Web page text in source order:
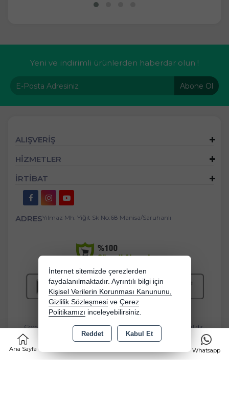
Ana Sayfa Whatsapp
Yeni ve indirimli ürünlerden haberdar olun !
Abone Ol
ALIŞVERİŞ
HİZMETLER
İRTİBAT
ADRESYılmaz Mh. Yiğit Sk No:68 Manisa/Saruhanlı
Copyright 2026 bebekbeziburada.com - Tüm hakları saklıdır.
Kredi kartı bilgileriniz 256bit SSL sertifikası ile korunmaktadır.
İnternet sitemizde çerezlerden
faydalanılmaktadır. Ayrıntılı bilgi için
Kişisel Verilerin Korunması Kanununu,
Gizlilik Sözleşmesi ve Çerez
Politikamızı inceleyebilirsiniz.
Reddet Kabul Et